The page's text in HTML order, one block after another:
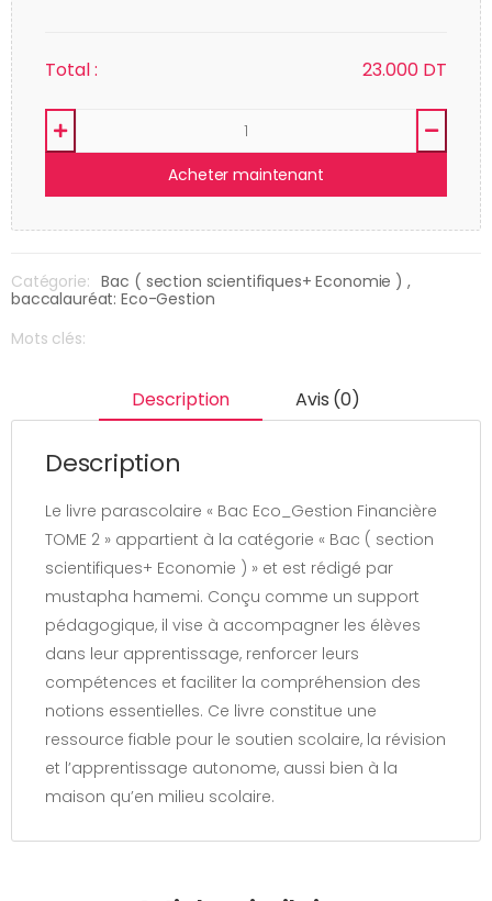
Total : 23.000 DT
Acheter maintenant
Catégorie: Bac ( section scientifiques+ Economie ) ,
baccalauréat: Eco-Gestion
Mots clés:
Description Avis (0)
Description
Le livre parascolaire « Bac Eco_Gestion Financière
TOME 2 » appartient à la catégorie « Bac ( section
scientifiques+ Economie ) » et est rédigé par
mustapha hamemi. Conçu comme un support
pédagogique, il vise à accompagner les élèves
dans leur apprentissage, renforcer leurs
compétences et faciliter la compréhension des
notions essentielles. Ce livre constitue une
ressource fiable pour le soutien scolaire, la révision
et l’apprentissage autonome, aussi bien à la
maison qu’en milieu scolaire.